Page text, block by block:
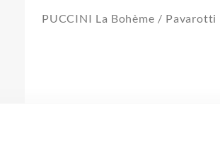
PUCCINI La Bohème / Pavarotti